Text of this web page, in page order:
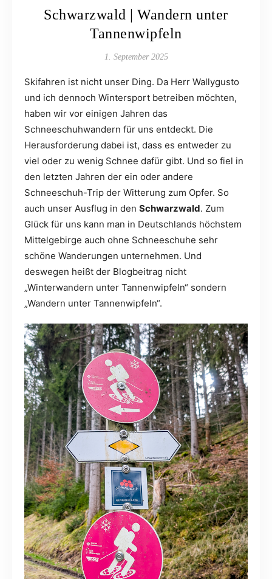
Schwarzwald | Wandern unter
Tannenwipfeln
1. September 2025
Skifahren ist nicht unser Ding. Da Herr Wallygusto
und ich dennoch Wintersport betreiben möchten,
haben wir vor einigen Jahren das
Schneeschuhwandern für uns entdeckt. Die
Herausforderung dabei ist, dass es entweder zu
viel oder zu wenig Schnee dafür gibt. Und so fiel in
den letzten Jahren der ein oder andere
Schneeschuh-Trip der Witterung zum Opfer. So
auch unser Ausflug in den Schwarzwald. Zum
Glück für uns kann man in Deutschlands höchstem
Mittelgebirge auch ohne Schneeschuhe sehr
schöne Wanderungen unternehmen. Und
deswegen heißt der Blogbeitrag nicht
„Winterwandern unter Tannenwipfeln“ sondern
„Wandern unter Tannenwipfeln“.